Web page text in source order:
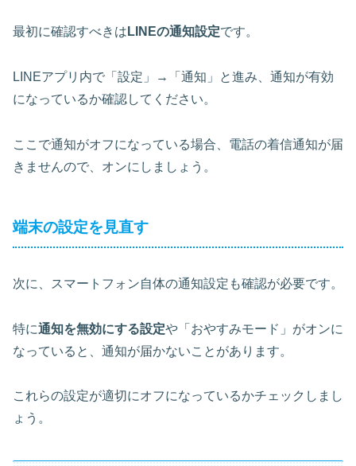
最初に確認すべきは LINEの通知設定です。
LINEアプリ内で「設定」→「通知」と進み、通知が有効
になっているか確認してください。
ここで通知がオフになっている場合、電話の着信通知が届
きませんので、オンにしましょう。
端末の設定を見直す
次に、スマートフォン自体の通知設定も確認が必要です。
特に通知を無効にする設定や「おやすみモード」がオンに
なっていると、通知が届かないことがあります。
これらの設定が適切にオフになっているかチェックしまし
ょう。